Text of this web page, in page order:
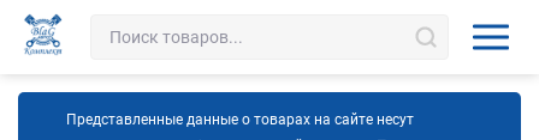
Представленные данные о товарах на сайте несут